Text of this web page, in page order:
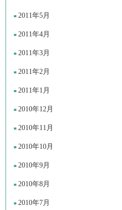
2011年5月
2011年4月
2011年3月
2011年2月
2011年1月
2010年12月
2010年11月
2010年10月
2010年9月
2010年8月
2010年7月